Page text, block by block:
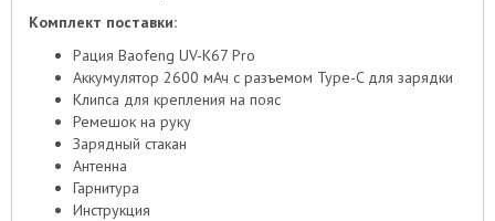
Комплект поставки:
Рация Baofeng UV-K67 Pro
Аккумулятор 2600 мАч с разъемом Type-C для зарядки
Клипса для крепления на пояс
Ремешок на руку
Зарядный стакан
Антенна
Гарнитура
Инструкция